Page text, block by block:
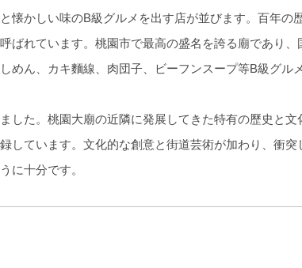
懐かしい味のB級グルメを出す店が並びます。百年の
ばれています。桃園市で最高の盛名を誇る廟であり、
めん、カキ麵線、肉団子、ビーフンスープ等B級グル
した。桃園大廟の近隣に発展してきた特有の歷史と文
しています。文化的な創意と街道芸術が加わり、衝突
に十分です。